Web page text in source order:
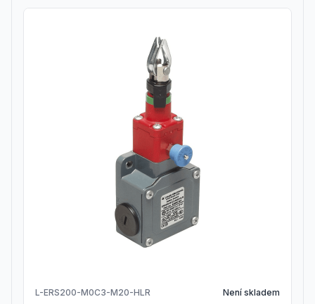
L-ERS200-M0C3-M20-HLR Není skladem